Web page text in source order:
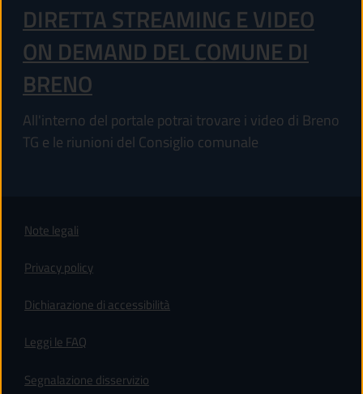
DIRETTA STREAMING E VIDEO
ON DEMAND DEL COMUNE DI
BRENO
All'interno del portale potrai trovare i video di Breno
TG e le riunioni del Consiglio comunale
Note legali
Privacy policy
Dichiarazione di accessibilità
Leggi le FAQ
Segnalazione disservizio